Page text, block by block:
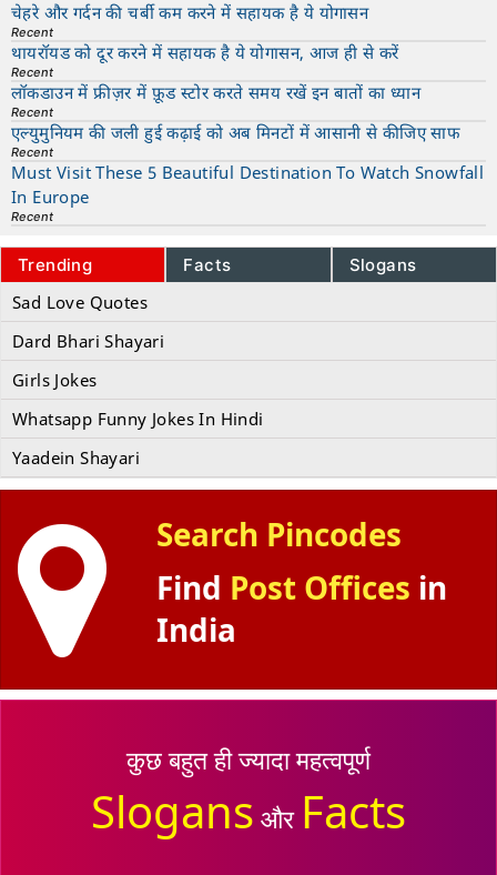
चेहरे और गर्दन की चर्बी कम करने में सहायक है ये योगासन
Recent
थायरॉयड को दूर करने में सहायक है ये योगासन, आज ही से करें
Recent
लॉकडाउन में फ्रीज़र में फ़ूड स्टोर करते समय रखें इन बातों का ध्यान
Recent
एल्युमुनियम की जली हुई कढ़ाई को अब मिनटों में आसानी से कीजिए साफ
Recent
Must Visit These 5 Beautiful Destination To Watch Snowfall
In Europe
Recent
Trending Facts Slogans
Sad Love Quotes
Dard Bhari Shayari
Girls Jokes
Whatsapp Funny Jokes In Hindi
Yaadein Shayari
Search Pincodes
Find Post Offices in
India
कुछ बहुत ही ज्यादा महत्वपूर्ण
Slogans और Facts